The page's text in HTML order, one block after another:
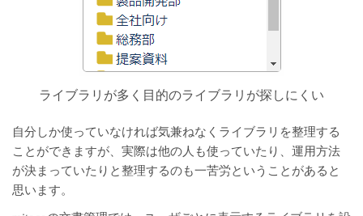
ライブラリが多く目的のライブラリが探しにくい
自分しか使っていなければ気兼ねなくライブラリを整理する
ことができますが、実際は他の人も使っていたり、運用方法
が決まっていたりと整理するのも一苦労ということがあると
思います。